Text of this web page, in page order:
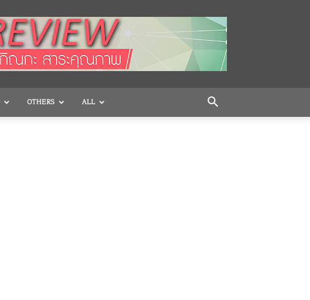
OTHERS ALL